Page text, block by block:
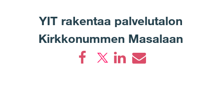
YIT rakentaa palvelutalon
Kirkkonummen Masalaan